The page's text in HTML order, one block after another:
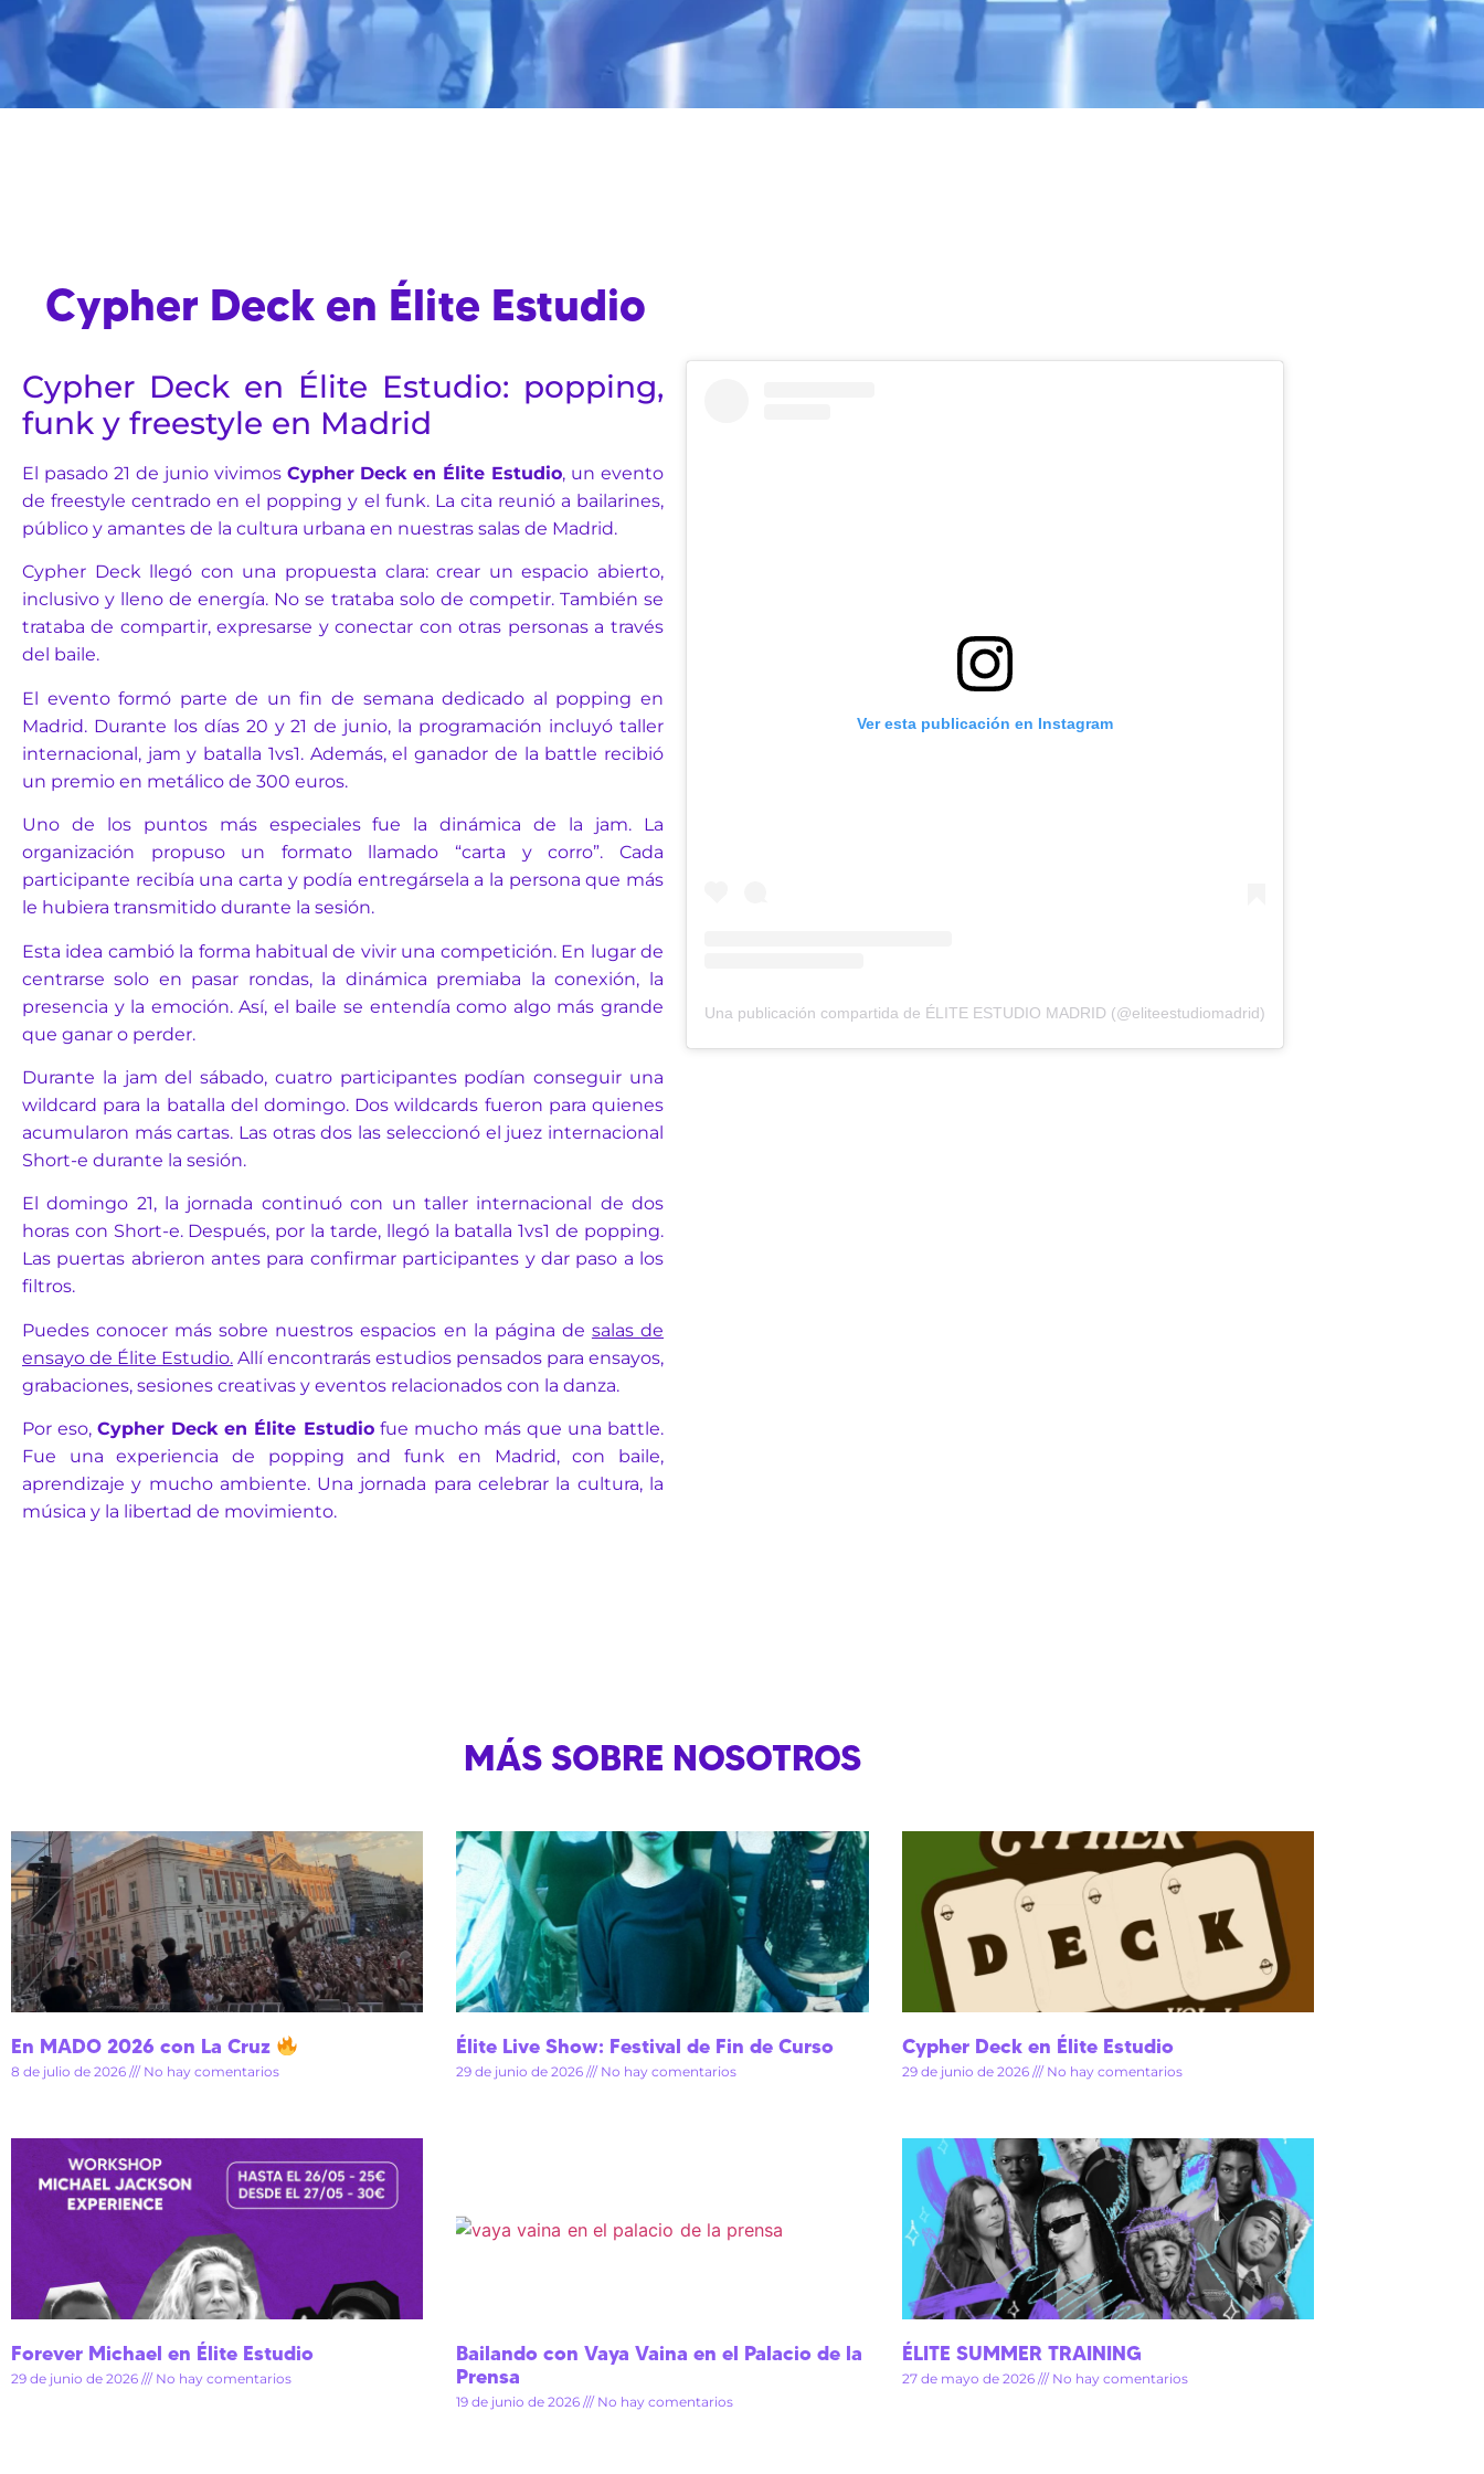
Cypher Deck en Élite Estudio
Cypher Deck en Élite Estudio: popping,
funk y freestyle en Madrid
El pasado 21 de junio vivimos Cypher Deck en Élite Estudio, un evento
de freestyle centrado en el popping y el funk. La cita reunió a bailarines,
público y amantes de la cultura urbana en nuestras salas de Madrid.
Cypher Deck llegó con una propuesta clara: crear un espacio abierto,
inclusivo y lleno de energía. No se trataba solo de competir. También se
trataba de compartir, expresarse y conectar con otras personas a través
del baile.
El evento formó parte de un fin de semana dedicado al popping en
Madrid. Durante los días 20 y 21 de junio, la programación incluyó taller
internacional, jam y batalla 1vs1. Además, el ganador de la battle recibió
un premio en metálico de 300 euros.
Uno de los puntos más especiales fue la dinámica de la jam. La
organización propuso un formato llamado “carta y corro”. Cada
participante recibía una carta y podía entregársela a la persona que más
le hubiera transmitido durante la sesión.
Esta idea cambió la forma habitual de vivir una competición. En lugar de
centrarse solo en pasar rondas, la dinámica premiaba la conexión, la
presencia y la emoción. Así, el baile se entendía como algo más grande
que ganar o perder.
Durante la jam del sábado, cuatro participantes podían conseguir una
wildcard para la batalla del domingo. Dos wildcards fueron para quienes
acumularon más cartas. Las otras dos las seleccionó el juez internacional
Short-e durante la sesión.
El domingo 21, la jornada continuó con un taller internacional de dos
horas con Short-e. Después, por la tarde, llegó la batalla 1vs1 de popping.
Las puertas abrieron antes para confirmar participantes y dar paso a los
filtros.
Puedes conocer más sobre nuestros espacios en la página de salas de
ensayo de Élite Estudio. Allí encontrarás estudios pensados para ensayos,
grabaciones, sesiones creativas y eventos relacionados con la danza.
Por eso,Cypher Deck en Élite Estudiofue mucho más que una battle.
Fue una experiencia de popping and funk en Madrid, con baile,
aprendizaje y mucho ambiente. Una jornada para celebrar la cultura, la
música y la libertad de movimiento.
Ver esta publicación en Instagram
Una publicación compartida de ÉLITE ESTUDIO MADRID (@eliteestudiomadrid)
MÁS SOBRE NOSOTROS
En MADO 2026 con La Cruz
8 de julio de 2026 No hay comentarios
Élite Live Show: Festival de Fin de Curso
29 de junio de 2026 No hay comentarios
Cypher Deck en Élite Estudio
29 de junio de 2026 No hay comentarios
Forever Michael en Élite Estudio
29 de junio de 2026 No hay comentarios
Bailando con Vaya Vaina en el Palacio de la
Prensa
19 de junio de 2026 No hay comentarios
ÉLITE SUMMER TRAINING
27 de mayo de 2026 No hay comentarios